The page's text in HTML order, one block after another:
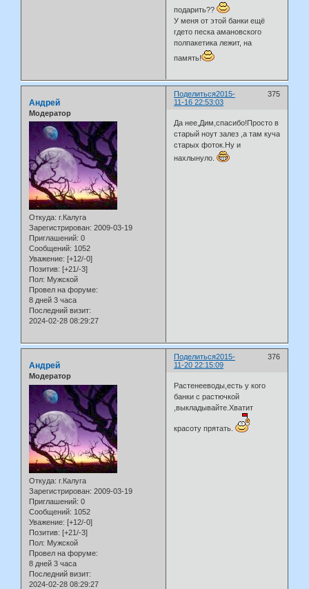
подарить??
У меня от этой банки ещё
гдето песка амановского
полпакетика лежит, на
память!
Поделиться 375
2015-
11-16 22:53:03
Андрей
Модератор
Откуда: г.Калуга
Зарегистрирован: 2009-03-19
Приглашений: 0
Сообщений: 1052
Уважение: [+12/-0]
Позитив: [+21/-3]
Пол: Мужской
Провел на форуме:
8 дней 3 часа
Последний визит:
2024-02-28 08:29:27
Да нее,Дим,спасибо!Просто в
старый ноут залез ,а там куча
старых фоток.Ну и
нахлынуло.
Поделиться 376
2015-
11-20 22:15:09
Андрей
Модератор
Откуда: г.Калуга
Зарегистрирован: 2009-03-19
Приглашений: 0
Сообщений: 1052
Уважение: [+12/-0]
Позитив: [+21/-3]
Пол: Мужской
Провел на форуме:
8 дней 3 часа
Последний визит:
2024-02-28 08:29:27
Растенееводы,есть у кого
банки с растючкой
,выкладывайте.Хватит
красоту прятать.